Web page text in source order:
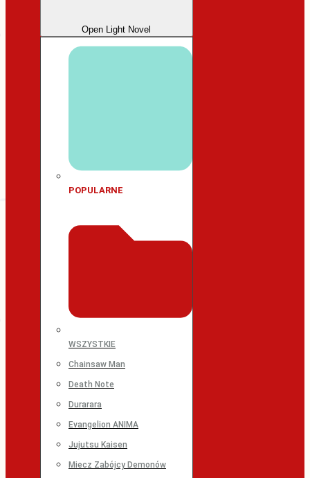
Open Light Novel
POPULARNE
WSZYSTKIE
Chainsaw Man
Death Note
Durarara
Evangelion ANIMA
Jujutsu Kaisen
Miecz Zabójcy Demonów